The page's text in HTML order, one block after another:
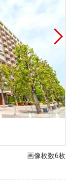
画像枚数6枚